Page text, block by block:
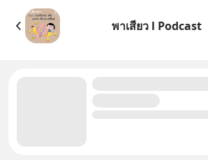
พาเสียว l Podcast